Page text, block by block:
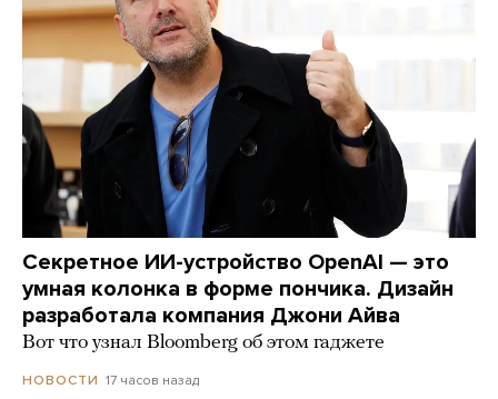
Секретное ИИ-устройство OpenAI — это
умная колонка в форме пончика. Дизайн
разработала компания Джони Айва
Вот что узнал Bloomberg об этом гаджете
НОВОСТИ 17 часов назад